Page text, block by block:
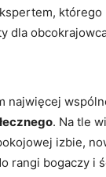
dla
najwięcej
. Na tle
izbie,
rangi bogaczy i